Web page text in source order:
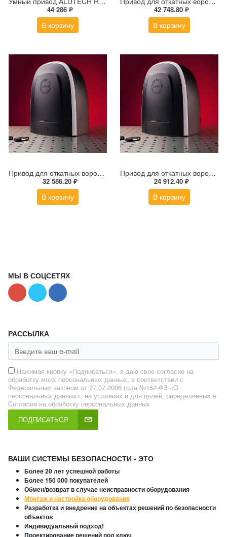
44 286 ₽
В корзину
42 748.80 ₽
В корзину
Привод для откатных ворот ALUTECH ROTEO RTО-1000MKIT
32 586.20 ₽
В корзину
Привод для откатных ворот ALUTECH ROTEO RTO-500KIT
24 912.40 ₽
В корзину
МЫ В СОЦСЕТЯХ
РАССЫЛКА
Нажимая кнопку «Подписаться», я даю свое согласие на
обработку моих персональных данных, в соответствии с
Федеральным законом от 27.07.2006 года №152-ФЗ «О
персональных данных», на условиях и для целей, определенных в
Согласии на обработку персональных данных
ПОДПИСАТЬСЯ
ВАШИ СИСТЕМЫ БЕЗОПАСНОСТИ - ЭТО
Более 20 лет успешной работы
Более 150 000 покупателей
Обмен/возврат в случае неисправности оборудования
Монтаж и настройка оборудования
Разработка и внедрение на объектах решений по безопасности
объектов
Индивидуальный подход!
Проектирование решений под ключ